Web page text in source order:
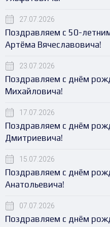
27.07.2026
Поздравляем с 50-
Артёма Вячеславовича!
23.07.2026
Поздравляем с днём
Михайловича!
17.07.2026
Поздравляем с днём
Дмитриевича!
15.07.2026
Поздравляем с днём
Анатольевича!
07.07.2026
Поздравляем с днём